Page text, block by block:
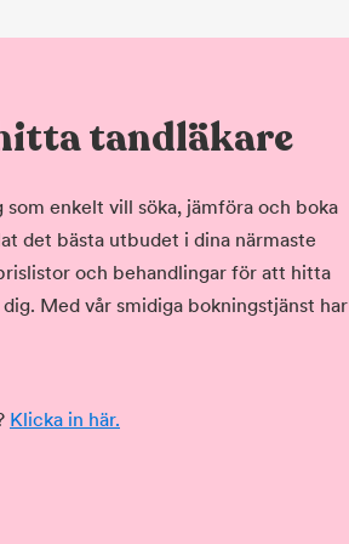
tandläkare
som enkelt vill söka, jämföra och boka
det bästa utbudet i dina närmaste
och behandlingar för att hitta
Med vår smidiga bokningstjänst har
Klicka in här.